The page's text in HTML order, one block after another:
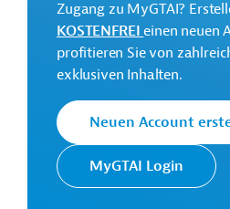
Europäische
Bank für
Wiederaufbau
und
Entwicklung
(EBRD)
Die EBRD
südlichen
den
Originaldokument:
Zugang zu MyGTAI?
KOSTENFREIeinen neuen
profitieren Sie von
exklusiven Inhalten.
Neuen Account
MyGTAI Login